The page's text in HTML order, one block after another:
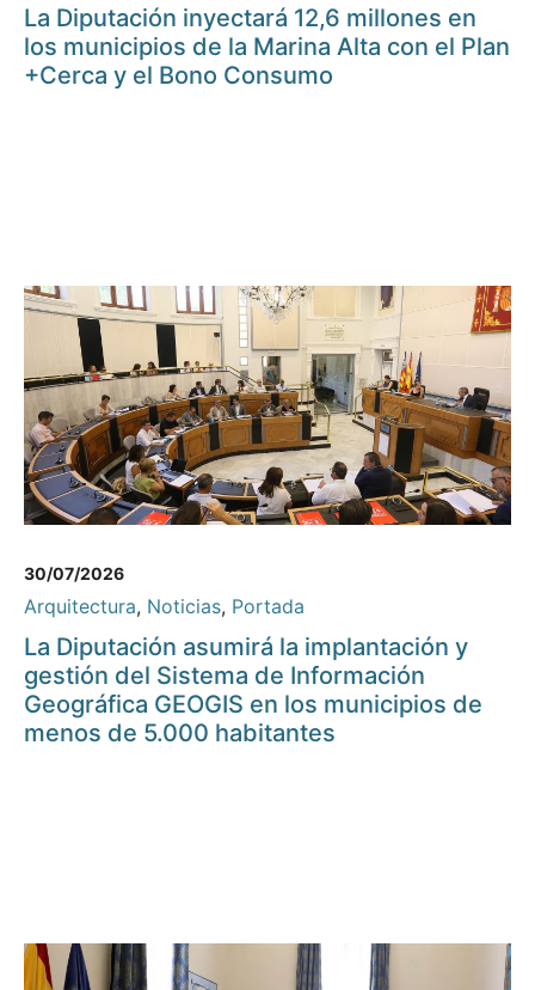
La Diputación inyectará 12,6 millones en
los municipios de la Marina Alta con el Plan
+Cerca y el Bono Consumo
30/07/2026
Arquitectura, Noticias, Portada
La Diputación asumirá la implantación y
gestión del Sistema de Información
Geográfica GEOGIS en los municipios de
menos de 5.000 habitantes